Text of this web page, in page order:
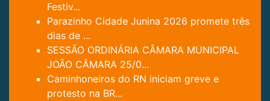
Festiv...
Parazinho Cidade Junina 2026 promete três
dias de ...
SESSÃO ORDINÁRIA CÂMARA MUNICIPAL
JOÃO CÂMARA 25/0...
Caminhoneiros do RN iniciam greve e
protesto na BR...